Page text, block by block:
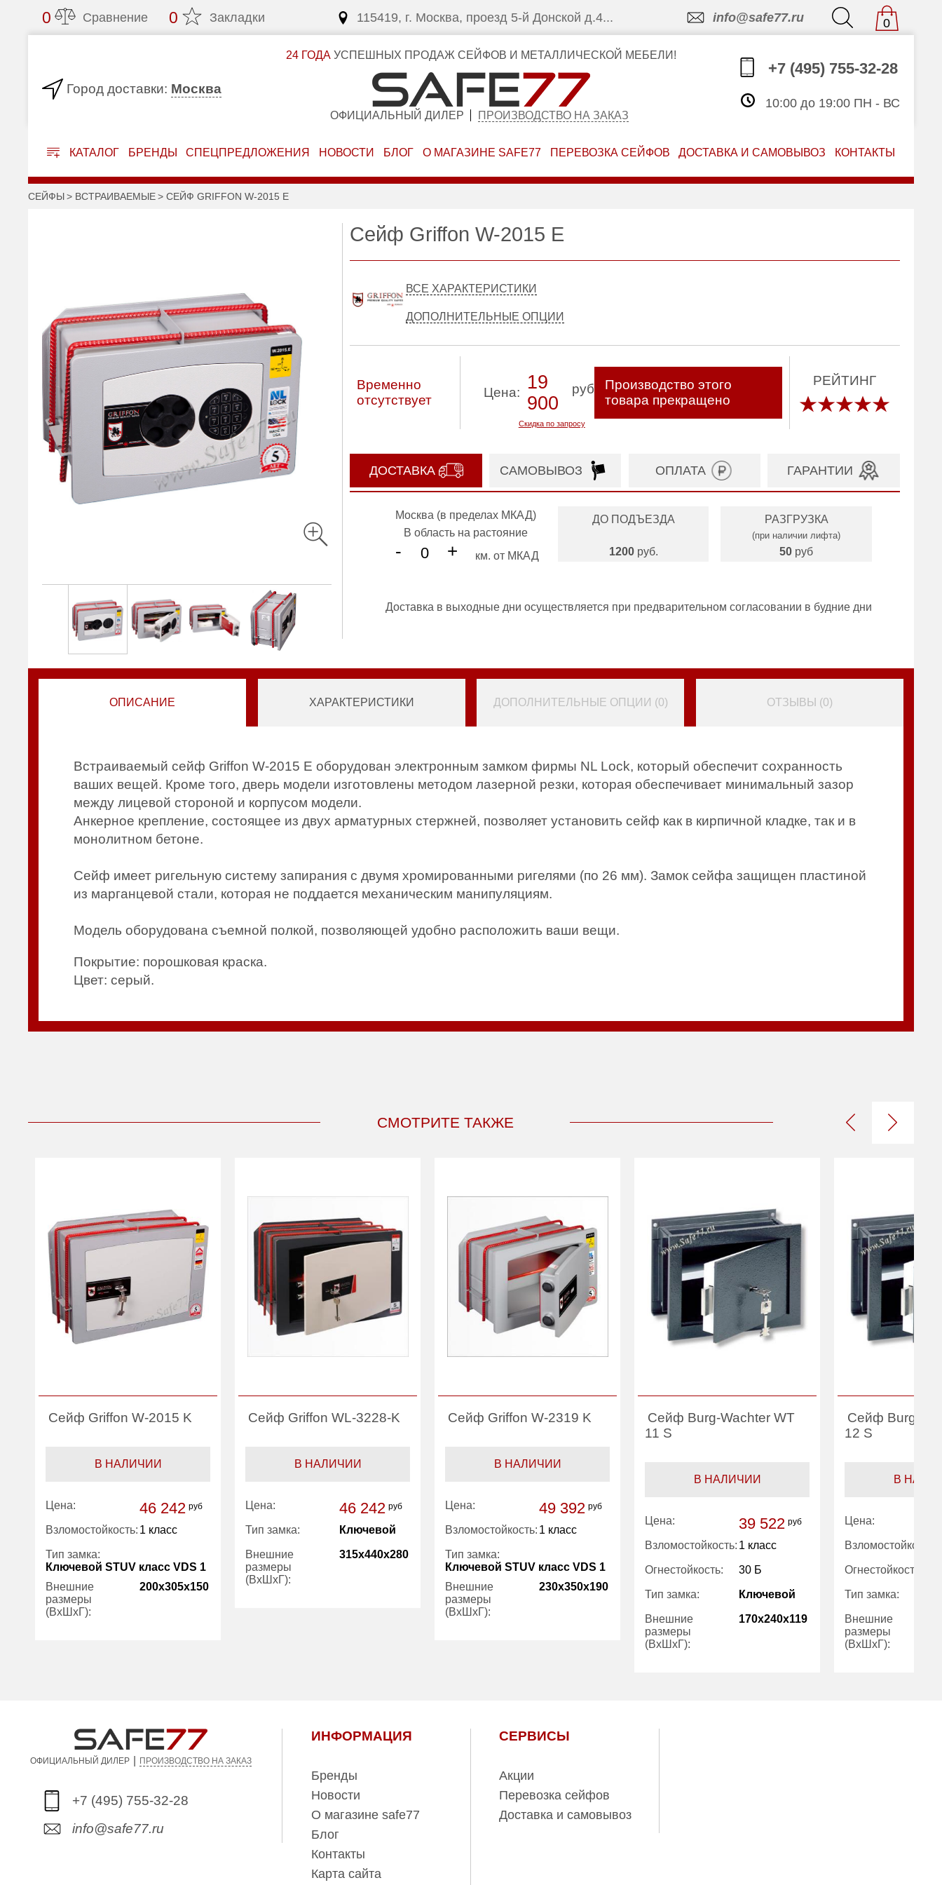
0 Сравнение 0 Закладки 115419, г. Москва, проезд 5-й Донской д.4... info@safe77.ru 0
Город доставки: Москва
24 ГОДАУСПЕШНЫХ ПРОДАЖ СЕЙФОВ И МЕТАЛЛИЧЕСКОЙ МЕБЕЛИ!
ОФИЦИАЛЬНЫЙ ДИЛЕР ПРОИЗВОДСТВО НА ЗАКАЗ
+7 (495) 755-32-28
10:00 до 19:00 ПН - ВС
КАТАЛОГ БРЕНДЫ СПЕЦПРЕДЛОЖЕНИЯ НОВОСТИ БЛОГ О МАГАЗИНЕ SAFE77 ПЕРЕВОЗКА СЕЙФОВ ДОСТАВКА И САМОВЫВОЗ КОНТАКТЫ
СЕЙФЫ ВСТРАИВАЕМЫЕ СЕЙФ GRIFFON W-2015 E
Сейф Griffon W-2015 E
ВСЕ ХАРАКТЕРИСТИКИ
ДОПОЛНИТЕЛЬНЫЕ ОПЦИИ
Временно
отсутствует
Цена:
19
900
Скидка по запросу
руб
Производство этого
товара прекращено
РЕЙТИНГ
ДОСТАВКА САМОВЫВОЗ ОПЛАТА ГАРАНТИИ
Москва (в пределах МКАД)
В область на растояние
- + км. от МКАД
ДО ПОДЪЕЗДА
1200 руб.
РАЗГРУЗКА
(при наличии лифта)
50 руб
Доставка в выходные дни осуществляется при предварительном согласовании в будние дни
ОПИСАНИЕ ХАРАКТЕРИСТИКИ ДОПОЛНИТЕЛЬНЫЕ ОПЦИИ (0) ОТЗЫВЫ (0)
Встраиваемый сейф Griffon W-2015 E оборудован электронным замком фирмы NL Lock, который обеспечит сохранность
ваших вещей. Кроме того, дверь модели изготовлены методом лазерной резки, которая обеспечивает минимальный зазор
между лицевой стороной и корпусом модели.
Анкерное крепление, состоящее из двух арматурных стержней, позволяет установить сейф как в кирпичной кладке, так и в
монолитном бетоне.
Сейф имеет ригельную систему запирания с двумя хромированными ригелями (по 26 мм). Замок сейфа защищен пластиной
из марганцевой стали, которая не поддается механическим манипуляциям.
Модель оборудована съемной полкой, позволяющей удобно расположить ваши вещи.
Покрытие: порошковая краска.
Цвет: серый.
СМОТРИТЕ ТАКЖЕ
Сейф Griffon W-2015 K
В НАЛИЧИИ
Цена: 46 242 руб
Взломостойкость: 1 класс
Тип замка:
Ключевой STUV класс VDS 1
Внешние
размеры
(ВхШхГ):
200x305x150
Гарантия: 5 лет
Сейф Griffon WL-3228-K
В НАЛИЧИИ
Цена: 46 242 руб
Тип замка: Ключевой
Внешние
размеры
(ВхШхГ):
315x440x280
Сейф Griffon W-2319 K
В НАЛИЧИИ
Цена: 49 392 руб
Взломостойкость: 1 класс
Тип замка:
Ключевой STUV класс VDS 1
Внешние
размеры
(ВхШхГ):
230x350x190
5 лет
Сейф Burg-Wachter WT
11 S
В НАЛИЧИИ
Цена: 39 522 руб
Взломостойкость: 1 класс
Огнестойкость: 30 Б
Тип замка: Ключевой
Внешние
размеры
(ВхШхГ):
170x240x119
Сейф Burg-
12 S
В
Цена:
Взломостойкость:
Огнестойкость:
Тип замка:
Внешние
размеры
(ВхШхГ):
ОФИЦИАЛЬНЫЙ ДИЛЕР | ПРОИЗВОДСТВО НА ЗАКАЗ
+7 (495) 755-32-28
info@safe77.ru
ИНФОРМАЦИЯ
Бренды
Новости
О магазине safe77
Блог
Контакты
Карта сайта
СЕРВИСЫ
Акции
Перевозка сейфов
Доставка и самовывоз